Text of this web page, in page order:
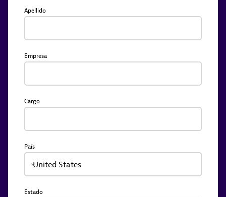
Apellido
Empresa
Cargo
País
United States
Estado